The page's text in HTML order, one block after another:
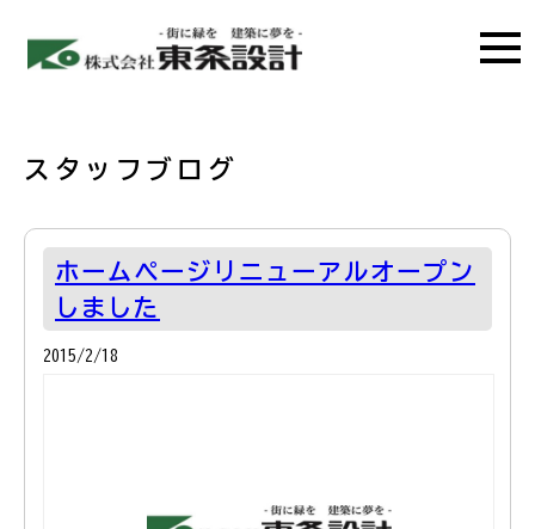
スタッフブログ
ホームページリニューアルオープン
しました
2015/2/18